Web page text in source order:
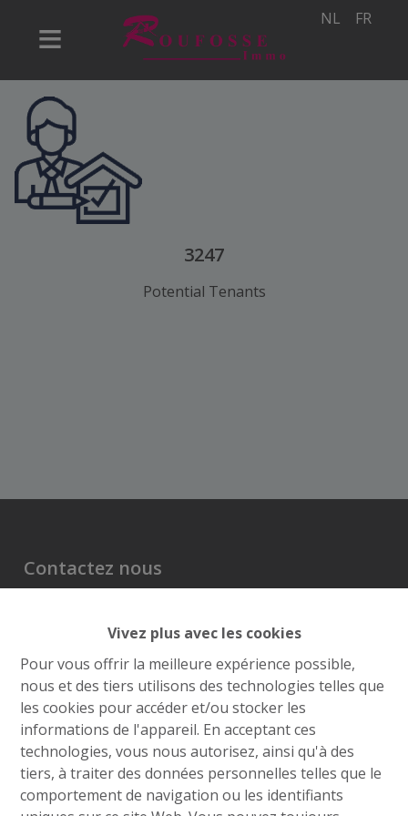
Vivez plus avec les cookies
Pour vous offrir la meilleure expérience possible,
nous et des tiers utilisons des technologies telles que
les cookies pour accéder et/ou stocker les
informations de l'appareil. En acceptant ces
technologies, vous nous autorisez, ainsi qu'à des
tiers, à traiter des données personnelles telles que le
comportement de navigation ou les identifiants
NL FR
3247
Potential Tenants
Contactez nous
4400 Flémalle
+32 4 234 21 10
info@roufosse.be
Disclaimer
Privacy Statement
Membre Federia